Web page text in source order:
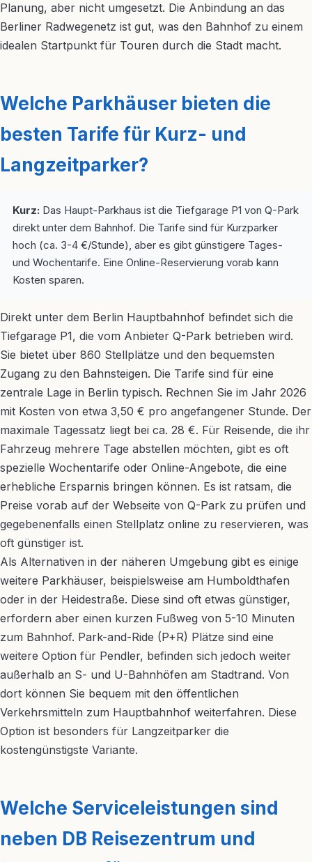
Planung, aber nicht umgesetzt. Die Anbindung an das
Berliner Radwegenetz ist gut, was den Bahnhof zu einem
idealen Startpunkt für Touren durch die Stadt macht.
Welche Parkhäuser bieten die
besten Tarife für Kurz- und
Langzeitparker?
Kurz: Das Haupt-Parkhaus ist die Tiefgarage P1 von Q-Park
direkt unter dem Bahnhof. Die Tarife sind für Kurzparker
hoch (ca. 3-4 €/Stunde), aber es gibt günstigere Tages-
und Wochentarife. Eine Online-Reservierung vorab kann
Kosten sparen.
Direkt unter dem Berlin Hauptbahnhof befindet sich die
Tiefgarage P1, die vom Anbieter Q-Park betrieben wird.
Sie bietet über 860 Stellplätze und den bequemsten
Zugang zu den Bahnsteigen. Die Tarife sind für eine
zentrale Lage in Berlin typisch. Rechnen Sie im Jahr 2026
mit Kosten von etwa 3,50 € pro angefangener Stunde. Der
maximale Tagessatz liegt bei ca. 28 €. Für Reisende, die ihr
Fahrzeug mehrere Tage abstellen möchten, gibt es oft
spezielle Wochentarife oder Online-Angebote, die eine
erhebliche Ersparnis bringen können. Es ist ratsam, die
Preise vorab auf der Webseite von Q-Park zu prüfen und
gegebenenfalls einen Stellplatz online zu reservieren, was
oft günstiger ist.
Als Alternativen in der näheren Umgebung gibt es einige
weitere Parkhäuser, beispielsweise am Humboldthafen
oder in der Heidestraße. Diese sind oft etwas günstiger,
erfordern aber einen kurzen Fußweg von 5-10 Minuten
zum Bahnhof. Park-and-Ride (P+R) Plätze sind eine
weitere Option für Pendler, befinden sich jedoch weiter
außerhalb an S- und U-Bahnhöfen am Stadtrand. Von
dort können Sie bequem mit den öffentlichen
Verkehrsmitteln zum Hauptbahnhof weiterfahren. Diese
Option ist besonders für Langzeitparker die
kostengünstigste Variante.
Welche Serviceleistungen sind
neben DB Reisezentrum und